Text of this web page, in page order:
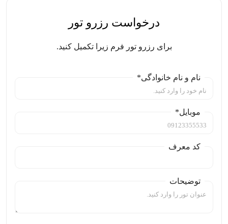
درخواست رزرو تور
برای رزرو تور فرم زیرا تکمیل کنید.
نام و نام خانوادگی*
موبایل*
کد معرف
توضیحات